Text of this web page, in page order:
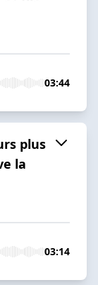
03:44
plus
la
03:14